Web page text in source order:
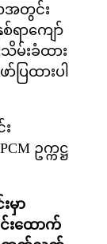
အတွင်း
ရာကျော်
မ်းခံထား
ြထားပါ
ဥက္ကဋ္ဌ
မှာ
းထောက်